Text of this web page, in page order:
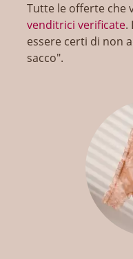
Tutte le offerte che
venditrici verificate.
essere certi di non
sacco".